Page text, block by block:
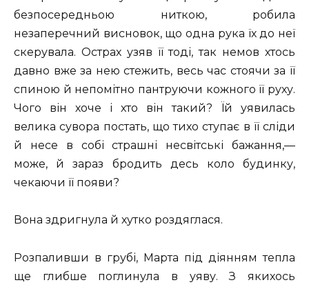
безпосередньою ниткою, робила
незаперечний висновок, що одна рука їх до неї
скерувала. Острах узяв її тоді, так немов хтось
давно вже за нею стежить, весь час стоячи за її
спиною й непомітно пантруючи кожного її руху.
Чого він хоче і хто він такий? Їй уявилась
велика сувора постать, що тихо ступає в її сліди
й несе в собі страшні несвітські бажання,—
може, й зараз бродить десь коло будинку,
чекаючи її появи?
Вона здригнула й хутко роздяглася.
Розпаливши в грубі, Марта під діянням тепла
ще глибше поглинула в уяву. З якихось